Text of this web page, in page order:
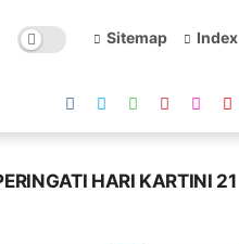
Sitemap Index
HARI KARTINI 21